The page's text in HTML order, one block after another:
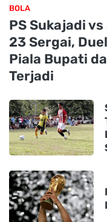
BOLA
PS Sukajadi
23 Sergai,
Piala Bupati
Terjadi